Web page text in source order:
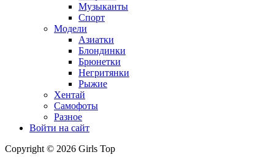
Музыканты
Спорт
Модели
Азиатки
Блондинки
Брюнетки
Негритянки
Рыжие
Хентай
Самофоты
Разное
Войти на сайт
Copyright © 2026 Girls Top